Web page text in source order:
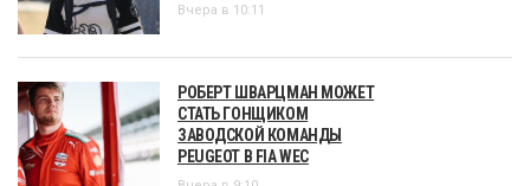
Вчера в 10:11
РОБЕРТ ШВАРЦМАН МОЖЕТ
СТАТЬ ГОНЩИКОМ
ЗАВОДСКОЙ КОМАНДЫ
PEUGEOT В FIA WEC